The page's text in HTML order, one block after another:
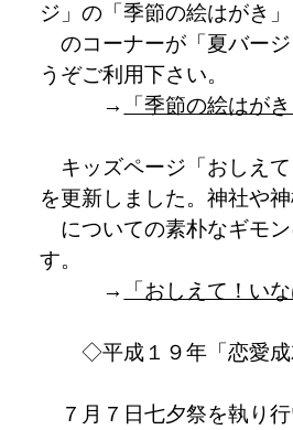
ジ」の「季節の絵はがき」
のコーナーが「夏バー
うぞご利用下さい。
→
「季節の絵はが
キッズページ「おしえ
を更新しました。神社や
についての素朴なギモ
す。
→
「おしえて！い
◇平成１９年「恋愛成
７月７日七夕祭を執り